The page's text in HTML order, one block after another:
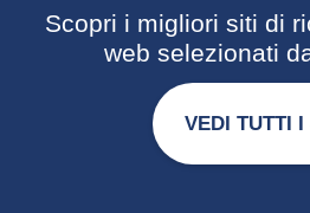
Scopri i migliori siti di
web selezionati
VEDI TUTTI I